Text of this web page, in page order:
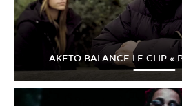
AKETO BALANCE LE CLIP «